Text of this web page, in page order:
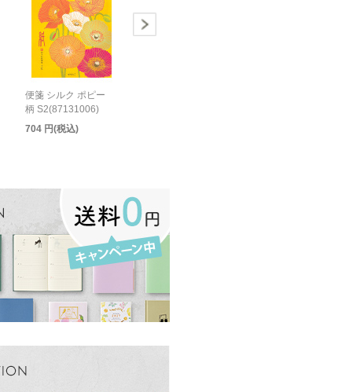
便箋 シルク ポピー
柄 S2(87131006)
704 円(税込)